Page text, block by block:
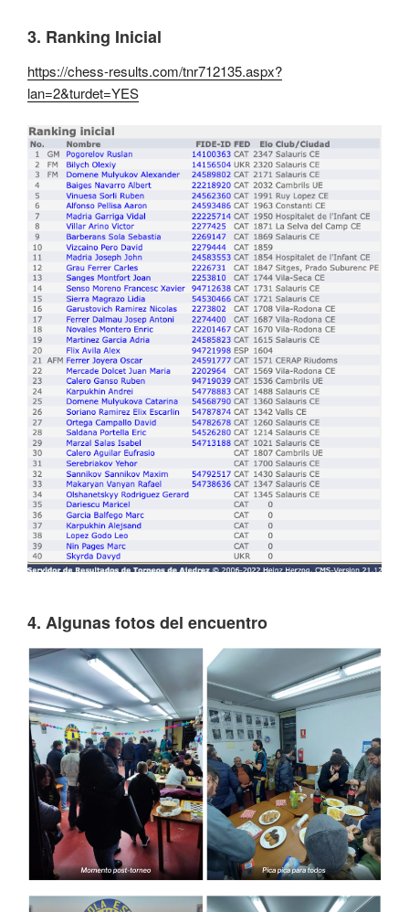
3. Ranking Inicial
https://chess-results.com/tnr712135.aspx?
lan=2&turdet=YES
4. Algunas fotos del encuentro